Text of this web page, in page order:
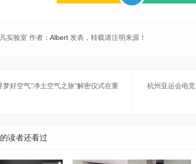
实验室 作者： Albert 发表，转载请注明来源！
好空气”净土空气之旅”解密仪式在重
杭州亚运会电
读者还看过